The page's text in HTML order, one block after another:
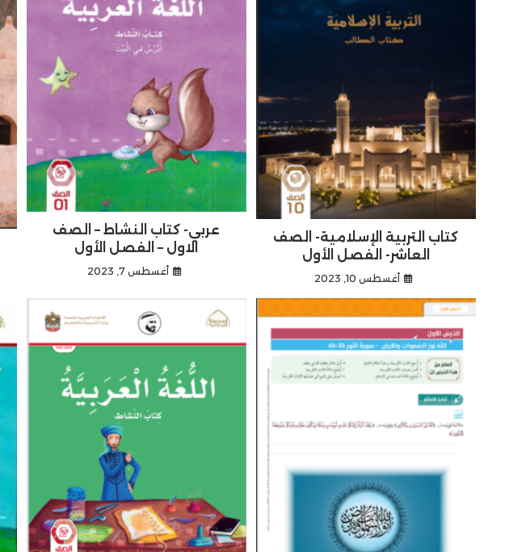
عربي- كتاب النشاط – الصف
الاول – الفصل الأول
أغسطس 7, 2023
كتاب التربية الإسلامية- الصف
العاشر- الفصل الأول
أغسطس 10, 2023